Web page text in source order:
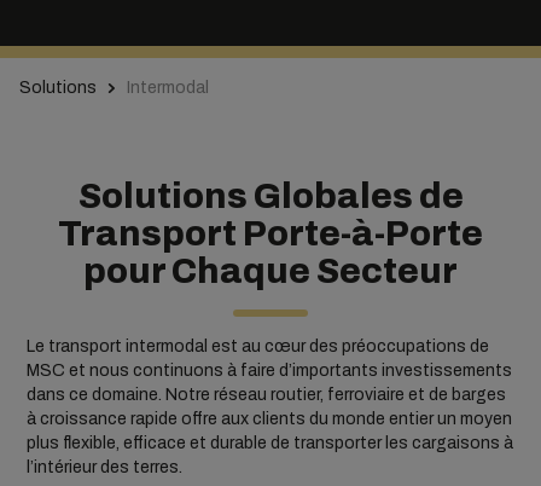
Solutions Intermodal
Solutions Globales de
Transport Porte-à-Porte
pour Chaque Secteur
Le transport intermodal est au cœur des préoccupations de
MSC et nous continuons à faire d’importants investissements
dans ce domaine. Notre réseau routier, ferroviaire et de barges
à croissance rapide offre aux clients du monde entier un moyen
plus flexible, efficace et durable de transporter les cargaisons à
l’intérieur des terres.